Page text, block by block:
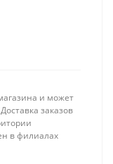
и может
заказов
в филиалах